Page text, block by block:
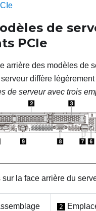
de
PCIe
arrière des modèles de
diffère
de serveur avec trois
la face arrière du
2